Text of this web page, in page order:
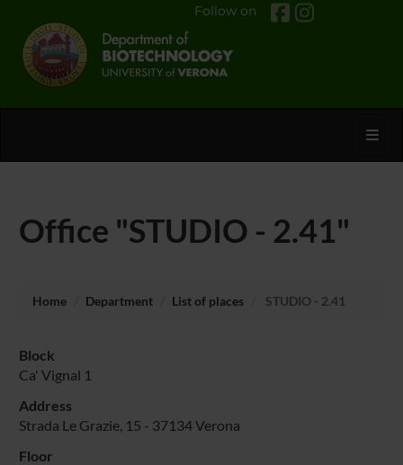
Follow on
Office "STUDIO - 2.41"
Home Department List of places STUDIO - 2.41
Block
Ca' Vignal 1
Address
Strada Le Grazie, 15 - 37134 Verona
Floor